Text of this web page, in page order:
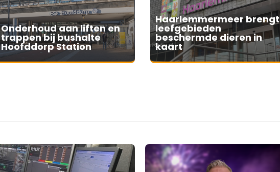
Onderhoud aan liften en
trappen bij bushalte
Hoofddorp Station
Haarlemmermeer brengt
leefgebieden
beschermde dieren in
kaart